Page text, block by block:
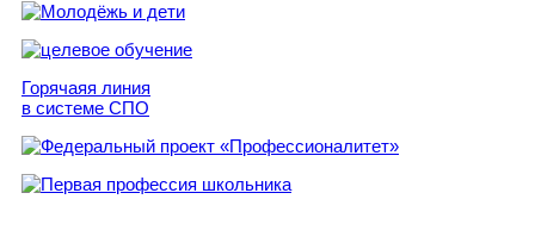
Горячаяя линия
в системе СПО